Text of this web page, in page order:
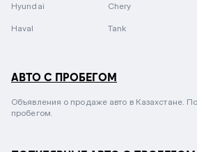
Hyundai Chery
Haval Tank
АВТО С ПРОБЕГОМ
Объявления о продаже авто в Казахстане.
пробегом.